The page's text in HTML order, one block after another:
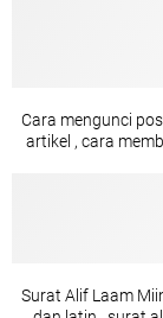
Cara mengunci
artikel , cara
Surat Alif Laam